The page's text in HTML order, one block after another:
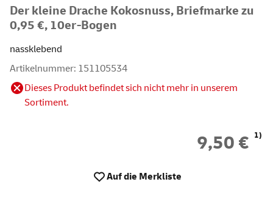
Der kleine Drache Kokosnuss, Briefmarke zu
0,95 €, 10er-Bogen
nassklebend
Artikelnummer: 151105534
Dieses Produkt befindet sich nicht mehr in unserem
Sortiment.
9,50 € 1)
Auf die Merkliste